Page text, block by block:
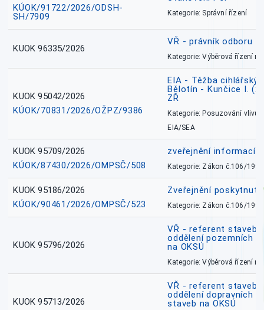
KÚOK/91722/2026/ODSH-
SH/7909
Kategorie: Správní řízení
KUOK 96335/2026
VŘ - právník odboru
Kategorie: Výběrová řízení
KUOK 95042/2026
KÚOK/70831/2026/OŽPZ/9386
EIA - Těžba
Bělotín - Kunčice I.
ZŘ
Kategorie: Posuzování vlivů
EIA/SEA
KUOK 95709/2026
KÚOK/87430/2026/OMPSČ/508
zveřejnění informací
Kategorie: Zákon č.106/1999
KUOK 95186/2026
KÚOK/90461/2026/OMPSČ/523
Zveřejnění
Kategorie: Zákon č.106/1999
KUOK 95796/2026
VŘ - referent
oddělení pozemních
na OKSÚ
Kategorie: Výběrová řízení
KUOK 95713/2026
VŘ - referent
oddělení dopravních
staveb na OKSÚ